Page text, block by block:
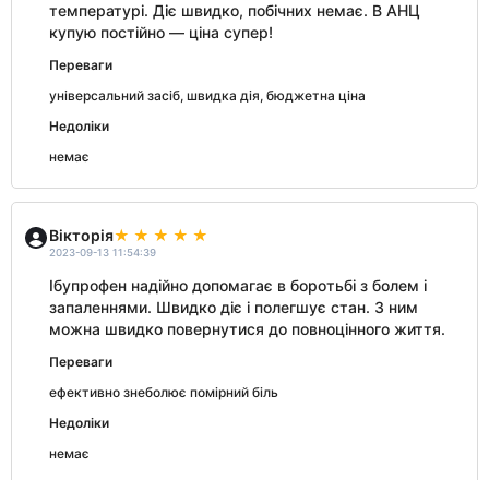
температурі. Діє швидко, побічних немає. В АНЦ
купую постійно — ціна супер!
Переваги
універсальний засіб, швидка дія, бюджетна ціна
Недоліки
немає
Вікторія
2023-09-13 11:54:39
Ібупрофен надійно допомагає в боротьбі з болем і
запаленнями. Швидко діє і полегшує стан. З ним
можна швидко повернутися до повноцінного життя.
Переваги
ефективно знеболює помірний біль
Недоліки
немає